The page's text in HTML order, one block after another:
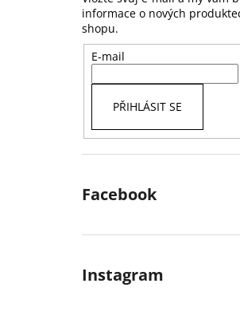
informace o nových
shopu.
E-mail
PŘIHLÁSIT SE
Facebook
Instagram